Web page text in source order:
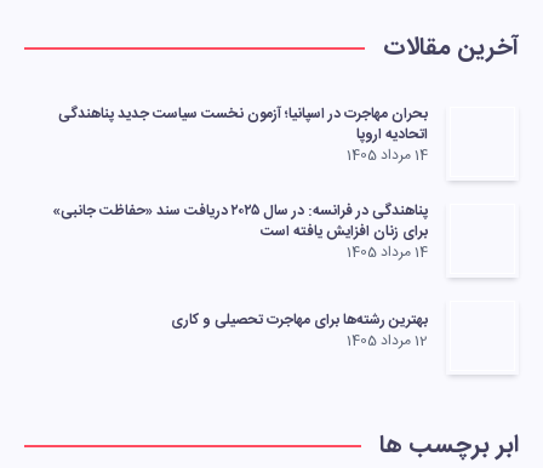
آخرین مقالات
بحران مهاجرت در اسپانیا؛ آزمون نخست سیاست جدید پناهندگی
اتحادیه اروپا
14 مرداد 1405
پناهندگی در فرانسه: در سال ۲۰۲۵ دریافت سند «حفاظت جانبی»
برای زنان افزایش یافته است
14 مرداد 1405
بهترین رشته‌ها برای مهاجرت تحصیلی و کاری
12 مرداد 1405
ابر برچسب ها